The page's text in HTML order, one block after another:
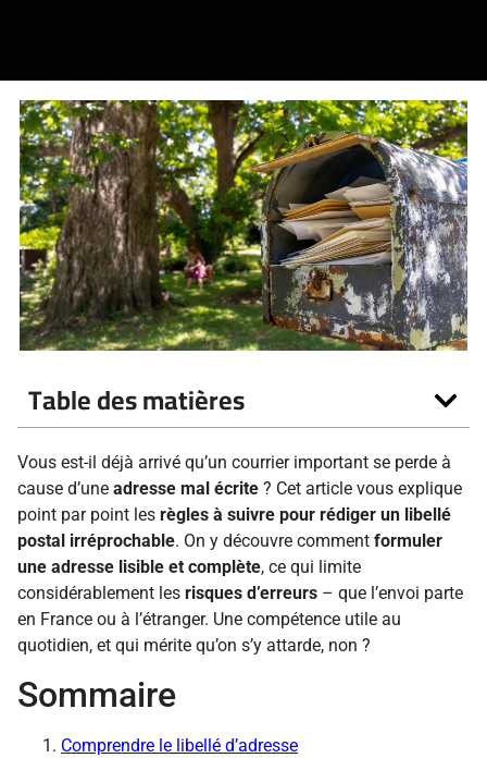
Table des matières
Vous est-il déjà arrivé qu’un courrier important se perde à
cause d’une adresse mal écrite ? Cet article vous explique
point par point les règles à suivre pour rédiger un libellé
postal irréprochable. On y découvre comment formuler
une adresse lisible et complète, ce qui limite
considérablement les risques d’erreurs – que l’envoi parte
en France ou à l’étranger. Une compétence utile au
quotidien, et qui mérite qu’on s’y attarde, non ?
Sommaire
Comprendre le libellé d’adresse